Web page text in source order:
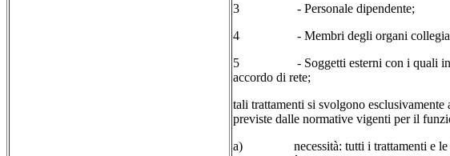
3 - Personale dipendente;
4 - Membri degli organi collegiali
5 - Soggetti esterni con i quali
accordo di rete;
tali trattamenti si svolgono
previste dalle normative vigenti per il
a) necessità: tutti i trattamenti e le